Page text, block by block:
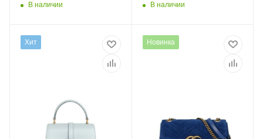
В наличии В наличии
Хит Новинка